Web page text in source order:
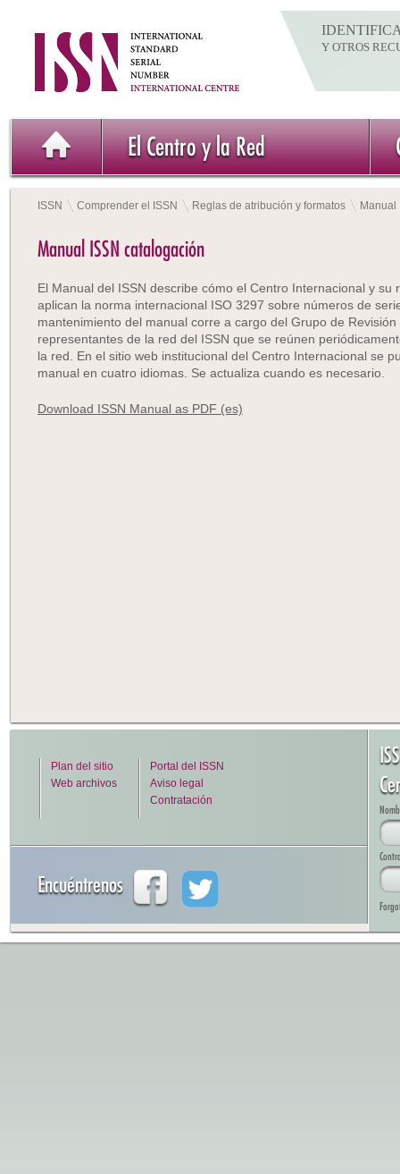
Y OTROS
El Centro y la Red
ISSN Comprender el ISSN Reglas de atribución y formatos Manual
Manual ISSN catalogación
El Manual del ISSN describe cómo el Centro Internacional y su
aplican la norma internacional ISO 3297 sobre números de
mantenimiento del manual corre a cargo del Grupo de
representantes de la red del ISSN que se reúnen
la red. En el sitio web institucional del Centro Internacional se
manual en cuatro idiomas. Se actualiza cuando es necesario.
Download ISSN Manual as PDF (es)
Plan del sitio
Web archivos
Portal del ISSN
Aviso legal
Contratación
Encuéntrenos